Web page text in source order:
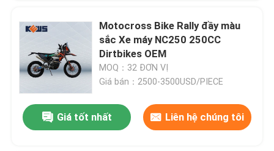
Về chúng tôi
Tham quan nhà máy
Kiểm soát chất lượng
Motocross Bike Rally đầy màu
sắc Xe máy NC250 250CC
Dirtbikes OEM
MOQ：32 ĐƠN VỊ
Giá bán：2500-3500USD/PIECE
Giá tốt nhất Liên hệ chúng tôi